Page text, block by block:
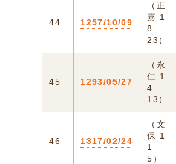
44 1257/10/09
（正
嘉 1
8
23）
45 1293/05/27
（永
仁 1
4
13）
46 1317/02/24
（文
保 1
1
5）